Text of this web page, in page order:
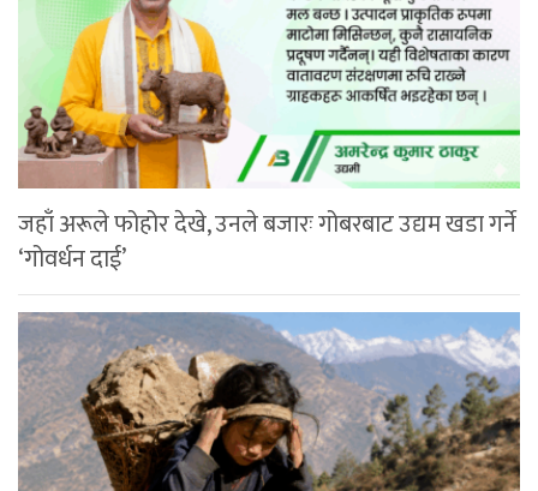
जहाँ अरूले फोहोर देखे, उनले बजारः गोबरबाट उद्यम खडा गर्ने
‘गोवर्धन दाई’